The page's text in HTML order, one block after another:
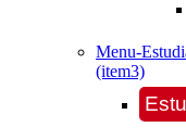
Menu-
(item3)